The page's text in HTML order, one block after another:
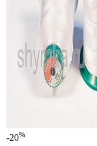
-20%